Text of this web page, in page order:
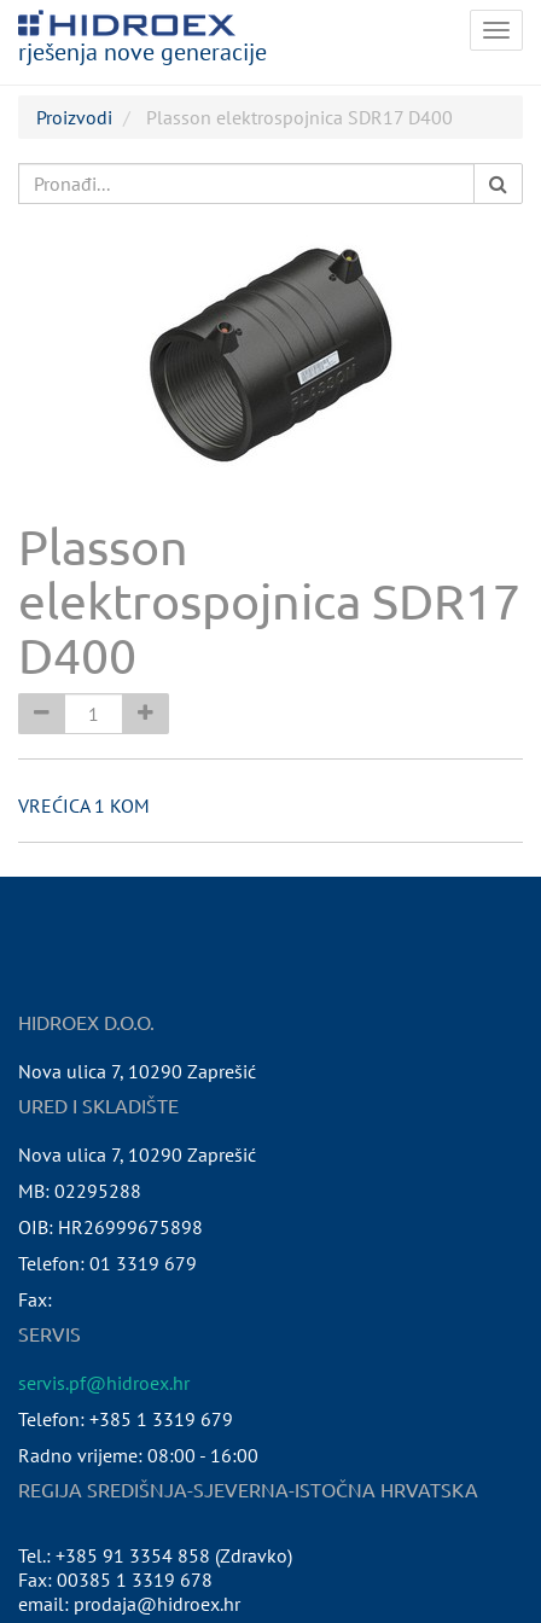
rješenja nove generacije
Proizvodi Plasson elektrospojnica SDR17 D400
Plasson
elektrospojnica SDR17
D400
VREĆICA 1 KOM
HIDROEX D.O.O.
Nova ulica 7, 10290 Zaprešić
URED I SKLADIŠTE
Nova ulica 7, 10290 Zaprešić
MB: 02295288
OIB: HR26999675898
Telefon: 01 3319 679
Fax:
SERVIS
servis.pf@hidroex.hr
Telefon: +385 1 3319 679
Radno vrijeme: 08:00 - 16:00
REGIJA SREDIŠNJA-SJEVERNA-ISTOČNA HRVATSKA
Tel.: +385 91 3354 858 (Zdravko)
Fax: 00385 1 3319 678
email: prodaja@hidroex.hr